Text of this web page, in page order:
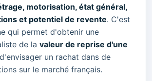
motorisation, état général,
et potentiel de revente. C'est
qui permet d'obtenir une
de la valeur de reprise d'une
un rachat dans de
sur le marché français.